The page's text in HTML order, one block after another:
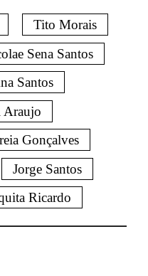
Tito Morais
Sena Santos
Santos
Araujo
Gonçalves
Jorge Santos
Ricardo